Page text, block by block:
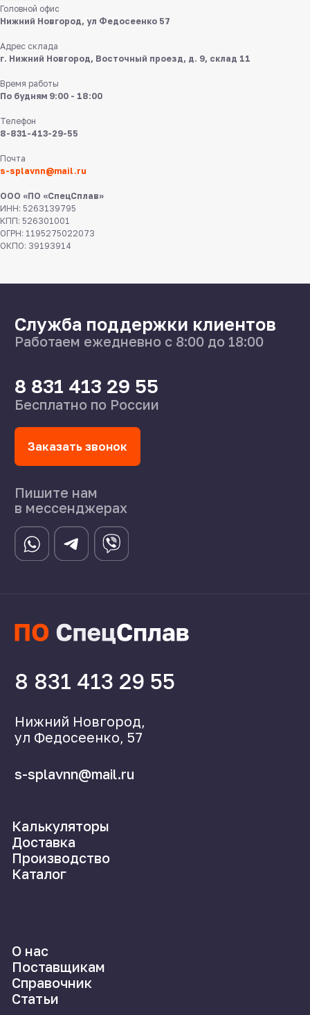
Головной офис
Нижний Новгород, ул Федосеенко 57
Адрес склада
г. Нижний Новгород, Восточный проезд, д. 9, склад 11
Время работы
По будням 9:00 - 18:00
Телефон
8-831-413-29-55
Почта
s-splavnn@mail.ru
ООО «ПО «СпецСплав»
ИНН: 5263139795
КПП: 526301001
ОГРН: 1195275022073
ОКПО: 39193914
Пишите нам
ул Федосеенко, 57
s-splavnn@mail.ru
8 831 413 29 55
Политика конфиденциальности
Создание сайта
Производство
О нас
Статьи